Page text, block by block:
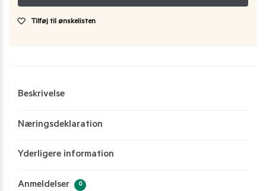
Tilføj til ønskelisten
Beskrivelse
Næringsdeklaration
Yderligere information
Anmeldelser 0